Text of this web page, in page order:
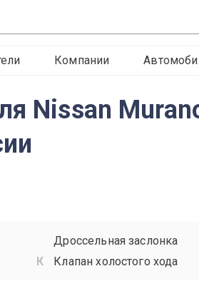
Компании
Nissan
Дроссельная заслонка
Клапан холостого хода